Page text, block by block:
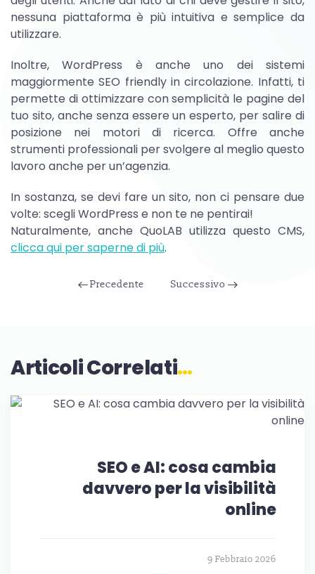
nessuna piattaforma è più intuitiva e semplice da
utilizzare.
Inoltre, WordPress è anche uno dei sistemi
maggiormente SEO friendly in circolazione. Infatti, ti
permette di ottimizzare con semplicità le pagine del
tuo sito, anche senza essere un esperto, per salire di
posizione nei motori di ricerca. Offre anche
strumenti professionali per svolgere al meglio questo
lavoro anche per un’agenzia.
In sostanza, se devi fare un sito, non ci pensare due
volte: scegli WordPress e non te ne pentirai!
Naturalmente, anche QuoLAB utilizza questo CMS,
clicca qui per saperne di più.
Precedente Successivo
Articoli Correlati…
SEO e AI: cosa cambia
davvero per la visibilità
online
9 Febbraio 2026